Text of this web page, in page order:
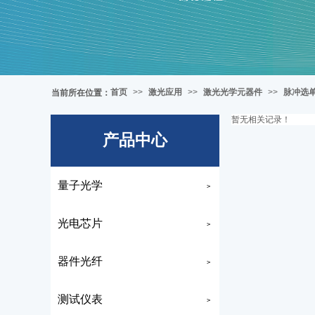
当前所在位置 ： 首页 >> 激光应用 >> 激光光学元器件 >> 脉冲选
产品中心
量子光学 >
光电芯片 >
器件光纤 >
测试仪表 >
暂无相关记录！